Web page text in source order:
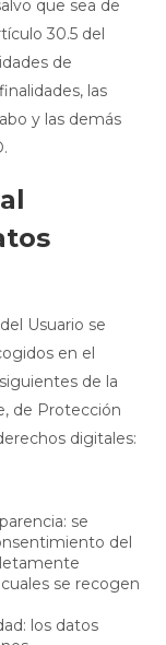
que sea de
30.5 del
de
las
y las demás
Usuario se
en el
de la
de Protección
digitales:
se
del
se recogen
los datos